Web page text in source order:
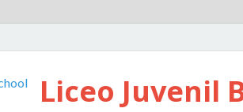
Liceo Juvenil